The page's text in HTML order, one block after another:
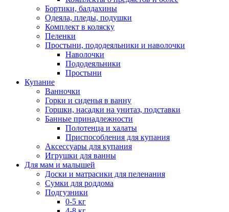
Бортики, балдахины
Одеяла, пледы, подушки
Комплект в коляску
Пеленки
Простыни, пододеяльники и наволочки
Наволочки
Пододеяльники
Простыни
Купание
Ванночки
Горки и сиденья в ванну
Горшки, насадки на унитаз, подставки
Банные принадлежности
Полотенца и халаты
Приспособления для купания
Аксессуары для купания
Игрушки для ванны
Для мам и малышей
Доски и матрасики для пеленания
Сумки для роддома
Подгузники
0-5 кг